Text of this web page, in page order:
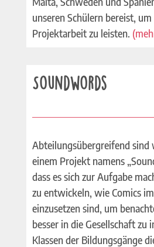
unseren Schülern bereist,
Projektarbeit zu leisten.
Soundwords
Abteilungsübergreifend sind
einem Projekt namens
dass es sich zur Aufgabe
zu entwickeln, wie Comics
einzusetzen sind, um
besser in die Gesellschaft zu
Klassen der Bildungsgänge